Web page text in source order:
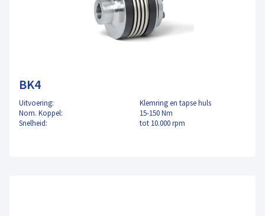
BK4
Uitvoering:
Klemring en tapse huls
Nom. Koppel:
15-150 Nm
Snelheid:
tot 10.000 rpm